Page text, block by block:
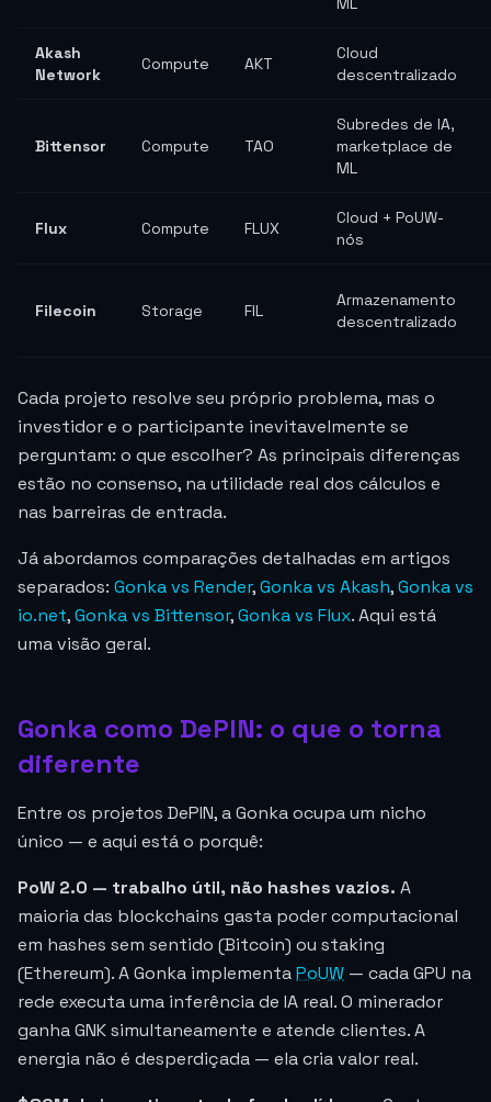
Akash
Network
Compute AKT
Cloud
descentralizado
Bittensor Compute TAO
Subredes de IA,
marketplace de
ML
Flux Compute FLUX
Cloud + PoUW-
nós
Filecoin Storage FIL
Armazenamento
descentralizado
Cada projeto resolve seu próprio problema, mas o
investidor e o participante inevitavelmente se
perguntam: o que escolher? As principais diferenças
estão no consenso, na utilidade real dos cálculos e
nas barreiras de entrada.
Já abordamos comparações detalhadas em artigos
separados: Gonka vs Render,Gonka vs Akash,Gonka vs
io.net,Gonka vs Bittensor,Gonka vs Flux. Aqui está
uma visão geral.
Gonka como DePIN: o que o torna
diferente
Entre os projetos DePIN, a Gonka ocupa um nicho
único — e aqui está o porquê:
PoW 2.0 — trabalho útil, não hashes vazios. A
maioria das blockchains gasta poder computacional
em hashes sem sentido (Bitcoin) ou staking
(Ethereum). A Gonka implementaPoUW — cada GPU na
rede executa uma inferência de IA real. O minerador
ganha GNK simultaneamente e atende clientes. A
energia não é desperdiçada — ela cria valor real.